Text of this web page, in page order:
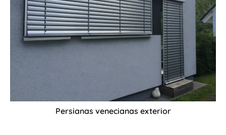
Persianas venecianas exterior